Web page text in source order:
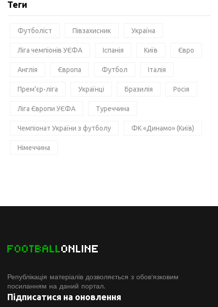
Теги
Футболіст Півзахисник Україна
Ліга чемпіонів УЄФА Іспанія Київ Євро
Англія Європа Футбол Італія
Прем'єр-ліга Українці Бразилія Росія
Ліга Європи УЄФА Туреччина
Чемпіонат України з футболу ФК «Динамо» (Київ)
Німеччина
FOOTBALLONLINE
Републікація матеріалів дозволяється з обов'язковим
посиланням на даний портал.
Підписатися на оновлення